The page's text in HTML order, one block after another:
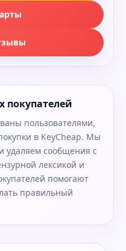
покупателей
пользователями,
в KeyCheap. Мы
удаляем сообщения с
лексикой и
помогают
правильный